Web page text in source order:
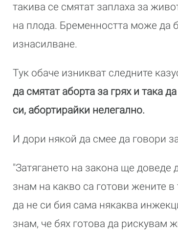
такива се смятат заплаха за
на плода. Бременността може да
изнасилване.
Тук обаче изникват следните
да смятат аборта за грях и така
си, абортирайки нелегално.
И дори някой да смее да говори
"Затягането на закона ще
знам на какво са готови жените
да не си бия сама някаква
знам, че бях готова да рискувам